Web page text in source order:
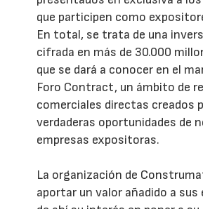
que participen como
En total, se trata de una
cifrada en más de 30.000
que se dará a conocer en el
Foro Contract, un ámbito de
comerciales directas creados
verdaderas oportunidades de
empresas expositoras.
La organización de
aportar un valor añadido a